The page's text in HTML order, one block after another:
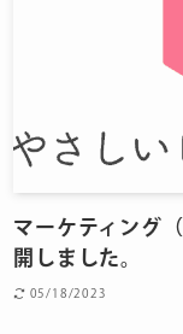
マーケティング
開しました。
05/18/2023